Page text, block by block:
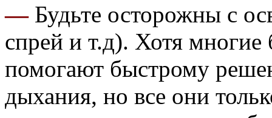
—Будьте осторожны с
спрей и т.д). Хотя многие
помогают быстрому
дыхания, но все они